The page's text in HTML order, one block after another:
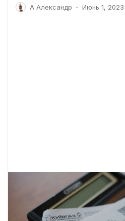
А Александр - Июнь 1, 2023